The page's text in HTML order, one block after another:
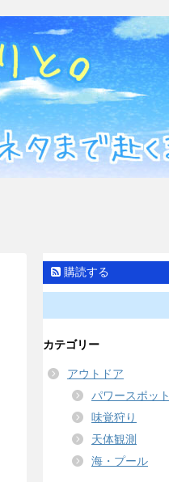
購読する
カテゴリー
アウトドア
パワースポット
味覚狩り
天体観測
海・プール